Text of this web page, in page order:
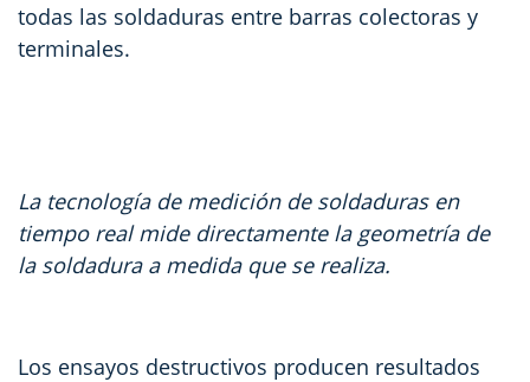
todas las soldaduras entre barras colectoras y
terminales.
La tecnología de medición de soldaduras en
tiempo real mide directamente la geometría de
la soldadura a medida que se realiza.
Los ensayos destructivos producen resultados